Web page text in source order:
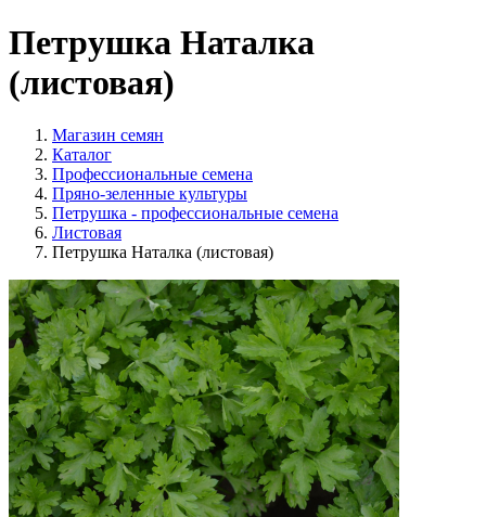
Петрушка Наталка
(листовая)
Магазин семян
Каталог
Профессиональные семена
Пряно-зеленные культуры
Петрушка - профессиональные семена
Листовая
Петрушка Наталка (листовая)